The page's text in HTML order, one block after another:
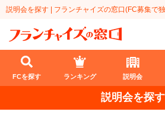
説明会を探す | フランチャイズの窓口(FC募集で
FCを探す
FCを探す ランキング 説明会
説明会を探す